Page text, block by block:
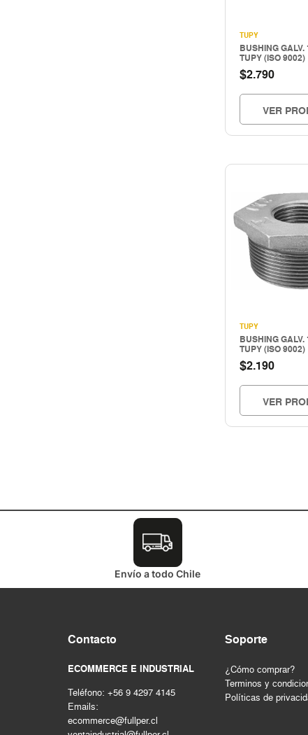
TUPY
BUSHING
TUPY (ISO 9002)
$2.790
VER
TUPY
BUSHING
TUPY (ISO 9002)
$2.190
VER
Envío a todo Chile
Contacto
ECOMMERCE E INDUSTRIAL
Teléfono: +56 9 4297 4145
Emails:
ecommerce@fullper.cl
Soporte
¿Cómo comprar?
Terminos y
Políticas de